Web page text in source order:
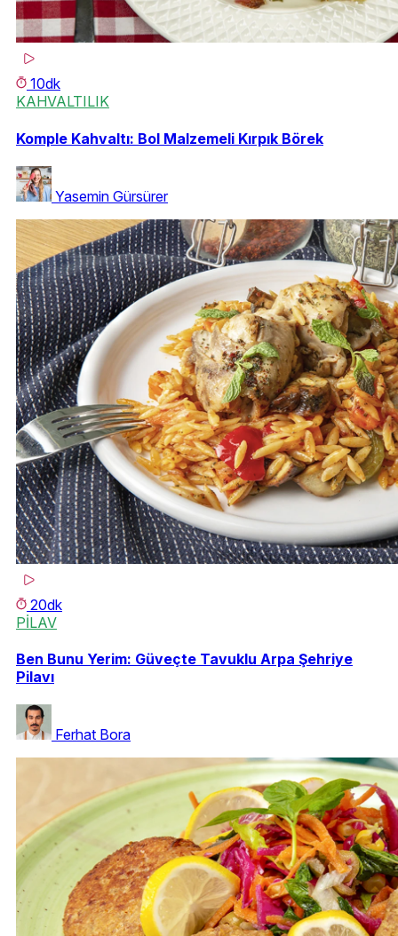
10dk
KAHVALTILIK
Komple Kahvaltı: Bol Malzemeli Kırpık Börek
Yasemin Gürsürer
20dk
PİLAV
Ben Bunu Yerim: Güveçte Tavuklu Arpa Şehriye
Pilavı
Ferhat Bora